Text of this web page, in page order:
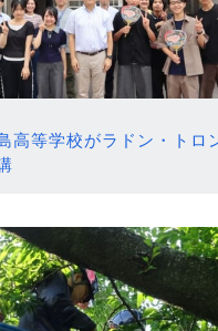
高等学校がラドン・トロ